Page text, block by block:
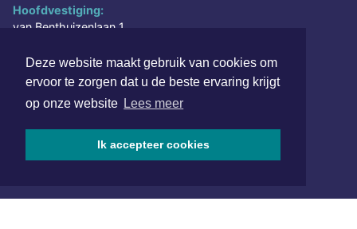
Deze website maakt gebruik van cookies om
ervoor te zorgen dat u de beste ervaring krijgt
op onze website Lees meer
Ik accepteer cookies
Hoofdvestiging:
van Benthuizenlaan 1
redactie@xyto.nl
www.xyto.nl